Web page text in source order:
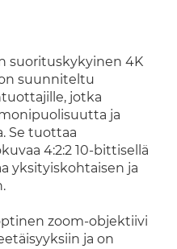
suorituskykyinen 4K
suunniteltu
jotka
ja
Se tuottaa
4:2:2 10-bittisellä
yksityiskohtaisen ja
zoom-objektiivi
ja on